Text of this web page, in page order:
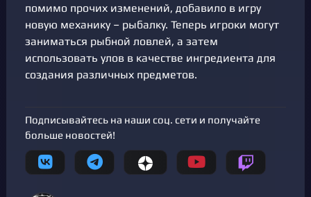
помимо прочих изменений, добавило в игру
новую механику – рыбалку. Теперь игроки могут
заниматься рыбной ловлей, а затем
использовать улов в качестве ингредиента для
создания различных предметов.
Подписывайтесь на наши соц. сети и получайте
больше новостей!